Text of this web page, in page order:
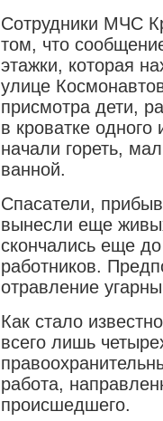
Сотрудники МЧС
том, что
этажки, которая
улице
присмотра дети,
в кроватке
начали гореть,
ванной.
Спасатели,
вынесли еще
скончались еще
работников.
отравление
Как стало
всего лишь
работа,
происшедшего.